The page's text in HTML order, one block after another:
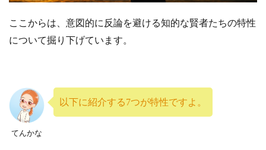
ここからは、意図的に反論を避ける知的な賢者たちの特性
について掘り下げています。
てんかな
以下に紹介する7つが特性ですよ。